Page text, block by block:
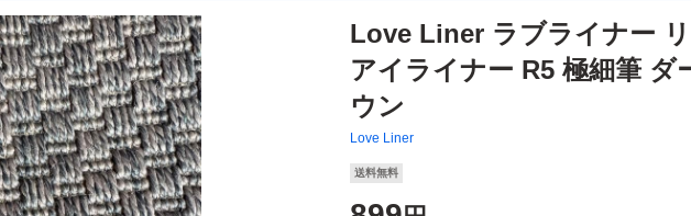
Love Liner ラブライナー
アイライナー R5 極細筆 ダ
ウン
Love Liner
送料無料